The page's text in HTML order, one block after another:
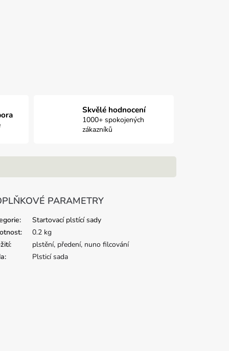
Skvělé hodnocení
1000+ spokojených
zákazníků
PARAMETRY
:
Startovací plstící sady
:
0.2 kg
:
plstění, předení, nuno filcování
: Plsticí sada